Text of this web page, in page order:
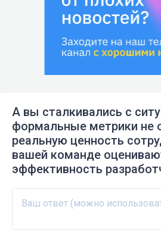
А вы сталкивались с
формальные метрики не
реальную ценность
вашей команде
эффективность